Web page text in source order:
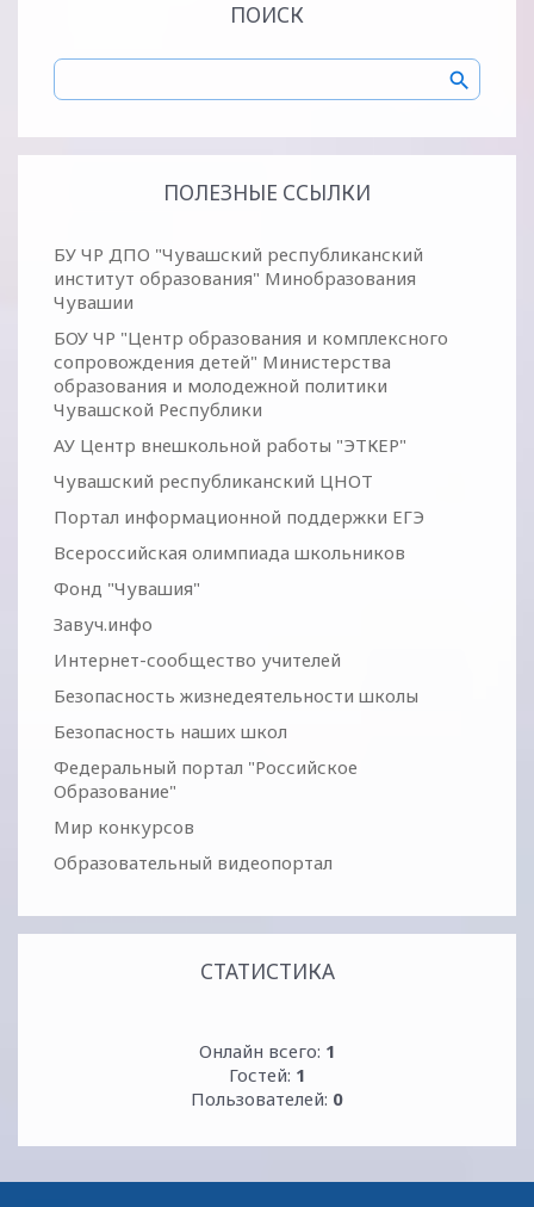
ПОИСК
ПОЛЕЗНЫЕ ССЫЛКИ
БУ ЧР ДПО "Чувашский республиканский
институт образования" Минобразования
Чувашии
БОУ ЧР "Центр образования и комплексного
сопровождения детей" Министерства
образования и молодежной политики
Чувашской Республики
АУ Центр внешкольной работы "ЭТКЕР"
Чувашский республиканский ЦНОТ
Портал информационной поддержки ЕГЭ
Всероссийская олимпиада школьников
Фонд "Чувашия"
Завуч.инфо
Интернет-сообщество учителей
Безопасность жизнедеятельности школы
Безопасность наших школ
Федеральный портал "Российское
Образование"
Мир конкурсов
Образовательный видеопортал
СТАТИСТИКА
Онлайн всего: 1
Гостей: 1
Пользователей: 0